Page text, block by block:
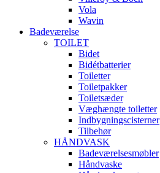
Vola
Wavin
Badeværelse
TOILET
Bidet
Bidétbatterier
Toiletter
Toiletpakker
Toiletsæder
Væghængte toiletter
Indbygningscisterner
Tilbehør
HÅNDVASK
Badeværelsesmøbler
Håndvaske